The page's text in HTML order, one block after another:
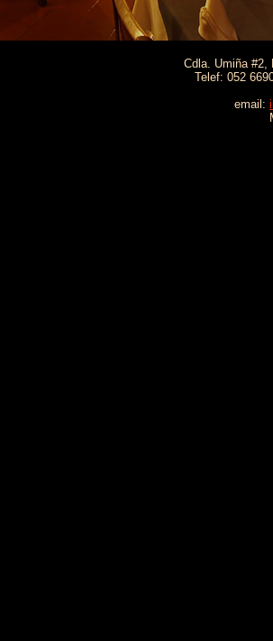
Cdla. Umiña
Telef: 052
email: